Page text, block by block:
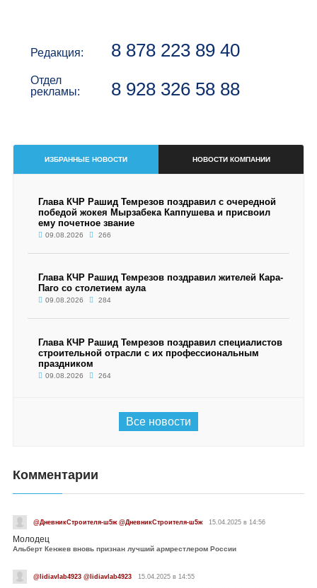
Редакция: 8 878 223 89 40
Отдел
рекламы:
8 928 326 58 88
ИЗБРАННЫЕ НОВОСТИ НОВОСТИ КОМПАНИИ
Глава КЧР Рашид Темрезов поздравил с очередной
победой жокея Мырзабека Каппушева и присвоил
ему почетное звание
09.08.2026 266
Глава КЧР Рашид Темрезов поздравил жителей Кара-
Паго со столетием аула
09.08.2026 284
Глава КЧР Рашид Темрезов поздравил специалистов
строительной отрасли с их профессиональным
праздником
09.08.2026 264
Все новости
Комментарии
@ДневникСтроителя-ш5ж @ДневникСтроителя-ш5ж 15.04.2025 в 14:56
Молодец
Альберт Кенжев вновь признан лучший армрестлером России
@lidiavlab4923 @lidiavlab4923 15.04.2025 в 14:55